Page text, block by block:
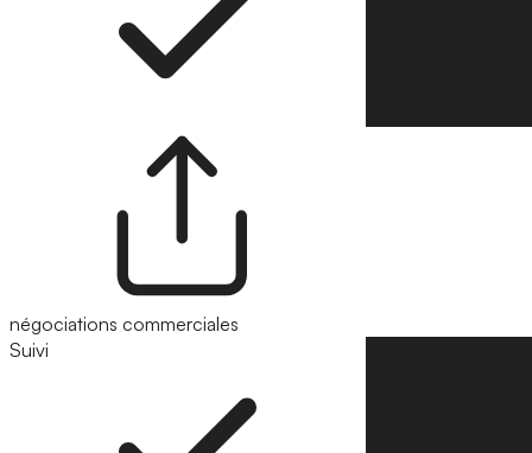
négociations commerciales
Suivi